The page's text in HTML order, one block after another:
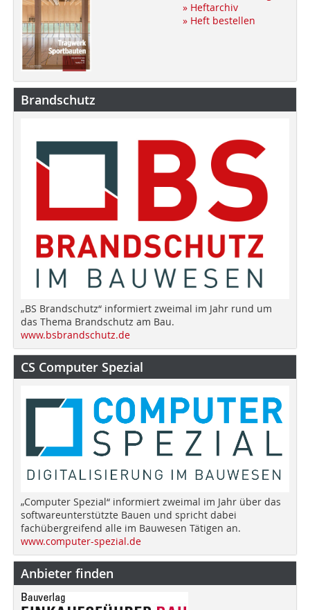
» Heftarchiv
» Heft bestellen
Brandschutz
„BS Brandschutz“ informiert zweimal im Jahr rund um
das Thema Brandschutz am Bau.
www.bsbrandschutz.de
CS Computer Spezial
„Computer Spezial“ informiert zweimal im Jahr über das
softwareunterstützte Bauen und spricht dabei
fachübergreifend alle im Bauwesen Tätigen an.
www.computer-spezial.de
Anbieter finden